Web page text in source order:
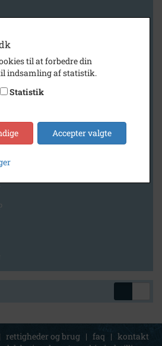
rettigheder og brug | faq | kontakt
til at forbedre din
indsamling af statistik.
Statistik
Accepter valgte